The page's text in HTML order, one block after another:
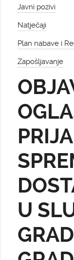
Javni pozivi
Natječaji
Plan nabave i
Zapošljavanje
U